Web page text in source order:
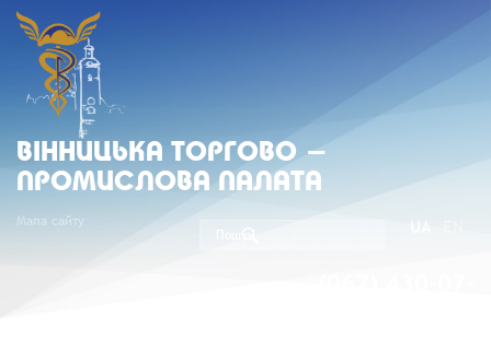
ВIННИЦЬКА ТОРГОВО -
ПРОМИСЛОВА ПАЛАТА
Мапа сайту